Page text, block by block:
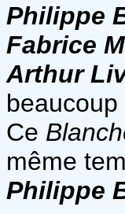
Philippe
Fabrice
Arthur
Ce
même
Philippe